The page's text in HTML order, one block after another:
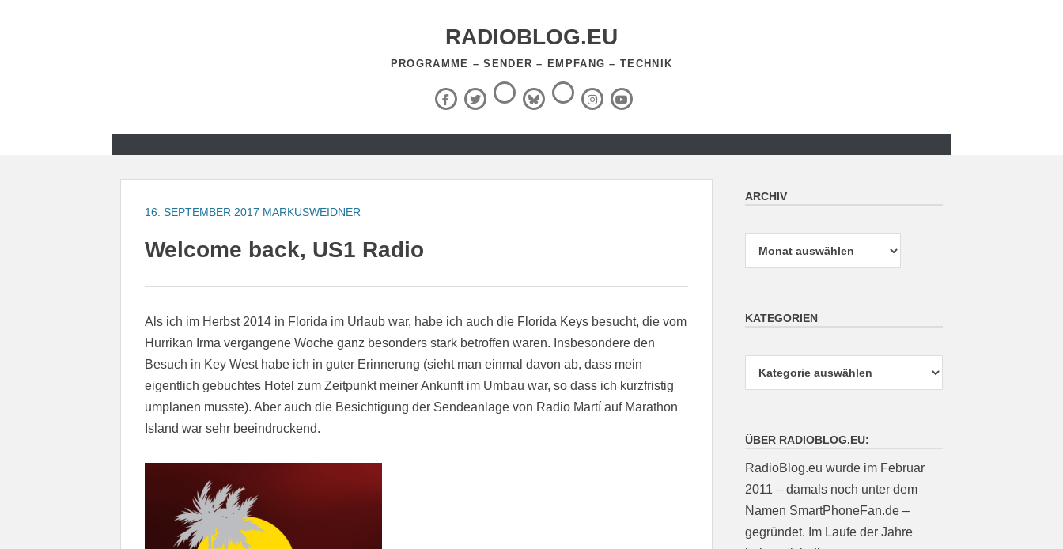
RADIOBLOG.EU
PROGRAMME – SENDER – EMPFANG – TECHNIK
Facebook
X
(Twitter)
ThreadsBlueSky
RSS-
Feed InstagramYouTube
16. SEPTEMBER 2017 MARKUSWEIDNER
Welcome back, US1 Radio
Als ich im Herbst 2014 in Florida im Urlaub war, habe ich auch die Florida Keys besucht, die vom
Hurrikan Irma vergangene Woche ganz besonders stark betroffen waren. Insbesondere den
Besuch in Key West habe ich in guter Erinnerung (sieht man einmal davon ab, dass mein
eigentlich gebuchtes Hotel zum Zeitpunkt meiner Ankunft im Umbau war, so dass ich kurzfristig
umplanen musste). Aber auch die Besichtigung der Sendeanlage von Radio Martí auf Marathon
Island war sehr beeindruckend.
ARCHIV
KATEGORIEN
ÜBER RADIOBLOG.EU:
RadioBlog.eu wurde im Februar
2011 – damals noch unter dem
Namen SmartPhoneFan.de –
gegründet. Im Laufe der Jahre